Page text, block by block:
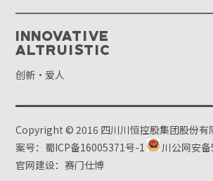
Innovative
Altruistic
创新·爱人
Copyright © 2016 四川川恒控股集团股份有
案号：蜀ICP备16005371号-1
川公网安
官网建设：赛门仕博